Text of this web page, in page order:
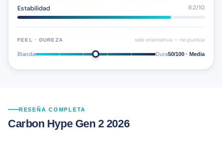
Estabilidad 8.2/10
FEEL · DUREZA solo orientativa — no puntúa
Blanda Dura50/100 · Media
RESEÑA COMPLETA
Carbon Hype Gen 2 2026